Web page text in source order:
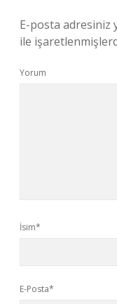
E-posta adresiniz
ile
Yorum
İsim*
E-Posta*